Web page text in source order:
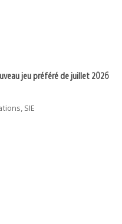
jeu préféré de juillet 2026
SIE